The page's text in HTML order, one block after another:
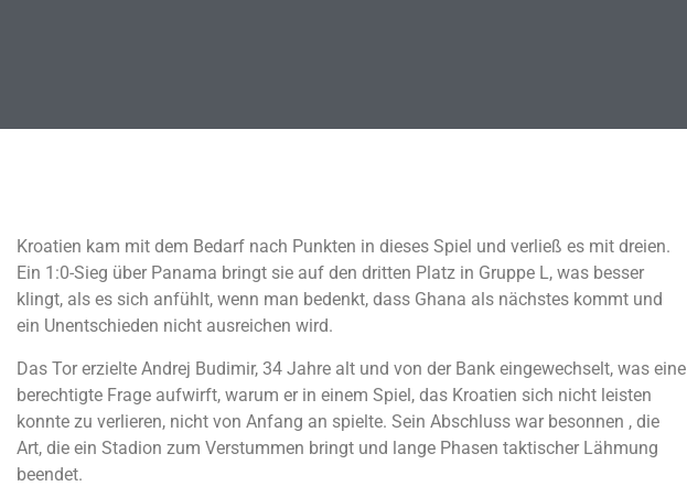
Kroatien kam mit dem Bedarf nach Punkten in dieses Spiel und verließ es mit dreien.
Ein 1:0-Sieg über Panama bringt sie auf den dritten Platz in Gruppe L, was besser
klingt, als es sich anfühlt, wenn man bedenkt, dass Ghana als nächstes kommt und
ein Unentschieden nicht ausreichen wird.
Das Tor erzielte Andrej Budimir, 34 Jahre alt und von der Bank eingewechselt, was eine
berechtigte Frage aufwirft, warum er in einem Spiel, das Kroatien sich nicht leisten
konnte zu verlieren, nicht von Anfang an spielte. Sein Abschluss war besonnen , die
Art, die ein Stadion zum Verstummen bringt und lange Phasen taktischer Lähmung
beendet.